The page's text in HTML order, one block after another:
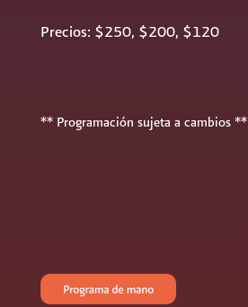
Precios: $250, $200, $120
** Programación sujeta a cambios **